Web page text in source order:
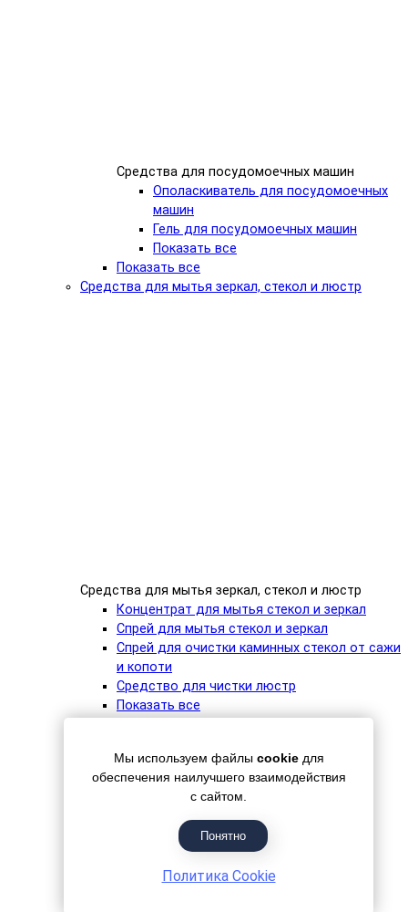
Средства для посудомоечных машин
Ополаскиватель для посудомоечных
машин
Гель для посудомоечных машин
Показать все
Показать все
Средства для мытья зеркал, стекол и люстр
Средства для мытья зеркал, стекол и люстр
Концентрат для мытья стекол и зеркал
Спрей для мытья стекол и зеркал
Спрей для очистки каминных стекол от сажи
и копоти
Средство для чистки люстр
Показать все
Мы используем файлы cookie для
обеспечения наилучшего взаимодействия
с сайтом.
Понятно
Политика Cookie